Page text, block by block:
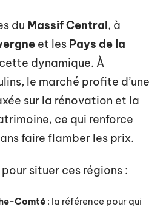
du Massif Central, à
et les Pays de la
dynamique. À
le marché profite d’une
sur la rénovation et la
ce qui renforce
faire flamber les prix.
situer ces régions :
Comté : la référence pour qui